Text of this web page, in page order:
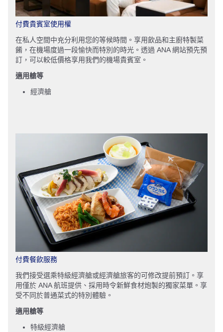
付費貴賓室使用權
在私人空間中充分利用您的等候時間。享用飲品和主廚特製菜
餚，在機場度過一段愉快而特別的時光。透過 ANA 網站預先預
訂，可以較低價格享用我們的機場貴賓室。
適用艙等
經濟艙
付費餐飲服務
我們接受選乘特級經濟艙或經濟艙旅客的可修改提前預訂。享
用僅於 ANA 航班提供、採用時令新鮮食材炮製的獨家菜單。享
受不同於普通菜式的特別體驗。
適用艙等
特級經濟艙